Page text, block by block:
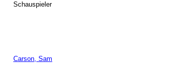
Schauspieler
Carson, Sam